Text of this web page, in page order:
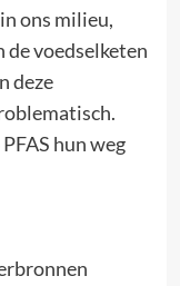
ons milieu,
de voedselketen
deze
hun weg